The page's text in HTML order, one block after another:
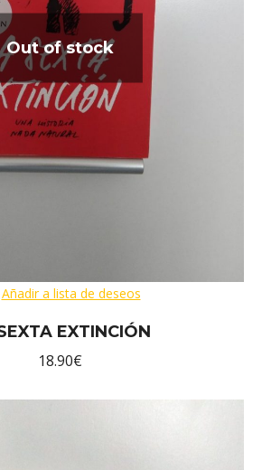
Out of stock
Añadir a lista de deseos
EXTINCIÓN
18.90€